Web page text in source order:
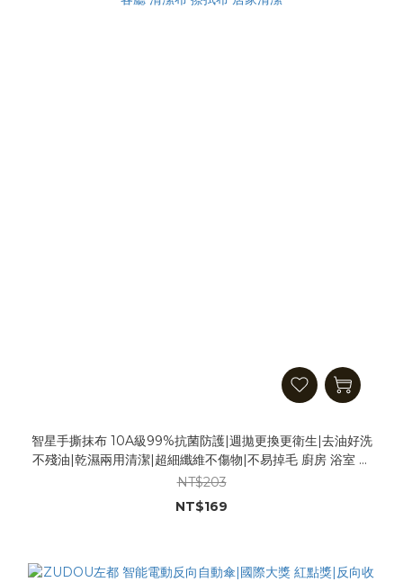
智星手撕抹布 10A級99%抗菌防護|週拋更換更衛生|去油好洗
不殘油|乾濕兩用清潔|超細纖維不傷物|不易掉毛 廚房 浴室 客
廳 清潔布 擦拭布 居家清潔
NT$203
NT$169